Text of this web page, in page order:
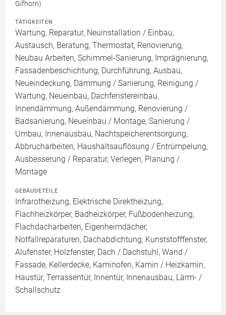
Gifhorn)
TÄTIGKEITEN
Wartung, Reparatur, Neuinstallation / Einbau,
Austausch, Beratung, Thermostat, Renovierung,
Neubau Arbeiten, Schimmel-Sanierung, Imprägnierung,
Fassadenbeschichtung, Durchführung, Ausbau,
Neueindeckung, Dämmung / Sanierung, Reinigung /
Wartung, Neueinbau, Dachfenstereinbau,
Innendämmung, Außendämmung, Renovierung /
Badsanierung, Neueinbau / Montage, Sanierung /
Umbau, Innenausbau, Nachtspeicherentsorgung,
Abbrucharbeiten, Haushaltsauflösung / Entrümpelung,
Ausbesserung / Reparatur, Verlegen, Planung /
Montage
GEBÄUDETEILE
Infrarotheizung, Elektrische Direktheizung,
Flachheizkörper, Badheizkörper, Fußbodenheizung,
Flachdacharbeiten, Eigenheimdächer,
Notfallreparaturen, Dachabdichtung, Kunststofffenster,
Alufenster, Holzfenster, Dach / Dachstuhl, Wand /
Fassade, Kellerdecke, Kaminofen, Kamin / Heizkamin,
Haustür, Terrassentür, Innentür, Innenausbau, Lärm- /
Schallschutz